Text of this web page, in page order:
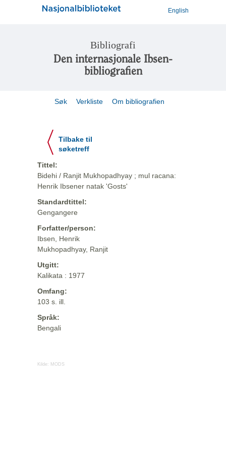
English
Bibliografi
Den internasjonale Ibsen-
bibliografien
Søk Verkliste Om bibliografien
Tilbake til
søketreff
Tittel:
Bidehi / Ranjit Mukhopadhyay ; mul racana:
Henrik Ibsener natak 'Gosts'
Standardtittel:
Gengangere
Forfatter/person:
Ibsen, Henrik
Mukhopadhyay, Ranjit
Utgitt:
Kalikata : 1977
Omfang:
103 s. ill.
Språk:
Bengali
Kilde: MODS